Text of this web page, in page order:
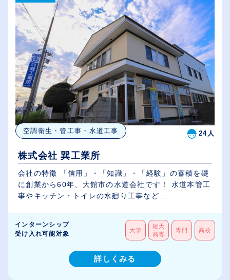
空調衛生・管工事・水道工事 24人
株式会社 巽工業所
会社の特徴 「信用」・「知識」・「経験」の蓄積を礎
に創業から60年、大館市の水道会社です！ 水道本管工
事やキッチン・トイレの水廻り工事など...
インターンシップ
受け入れ可能対象
大学
短大
高専
専門 高校
詳しくみる